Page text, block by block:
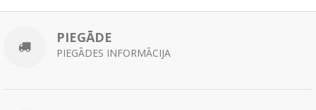
PIEGĀDE
PIEGĀDES INFORMĀCIJA